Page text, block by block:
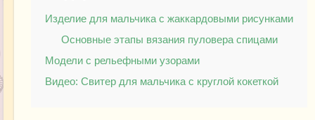
Изделие для мальчика с жаккардовыми рисунками
Основные этапы вязания пуловера спицами
Модели с рельефными узорами
Видео: Свитер для мальчика с круглой кокеткой